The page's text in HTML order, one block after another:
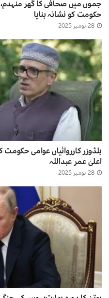
جموں میں صحافی کا گھر
حکومت کو نشانہ بنایا
بلڈوزر کارروائیاں عوامی
اعلیٰ عمر عبداللہ